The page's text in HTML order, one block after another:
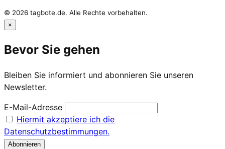
© 2026 tagbote.de. Alle Rechte vorbehalten.
×
Bevor Sie gehen
Bleiben Sie informiert und abonnieren Sie unseren
Newsletter.
E-Mail-Adresse
Hiermit akzeptiere ich die
Datenschutzbestimmungen.